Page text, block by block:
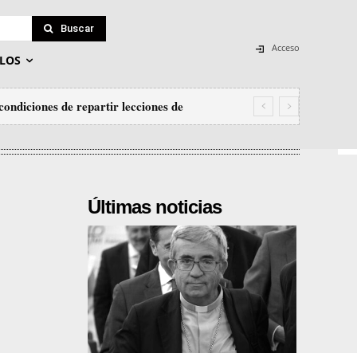
Buscar
Acceso
de repartir lecciones de
Últimas noticias